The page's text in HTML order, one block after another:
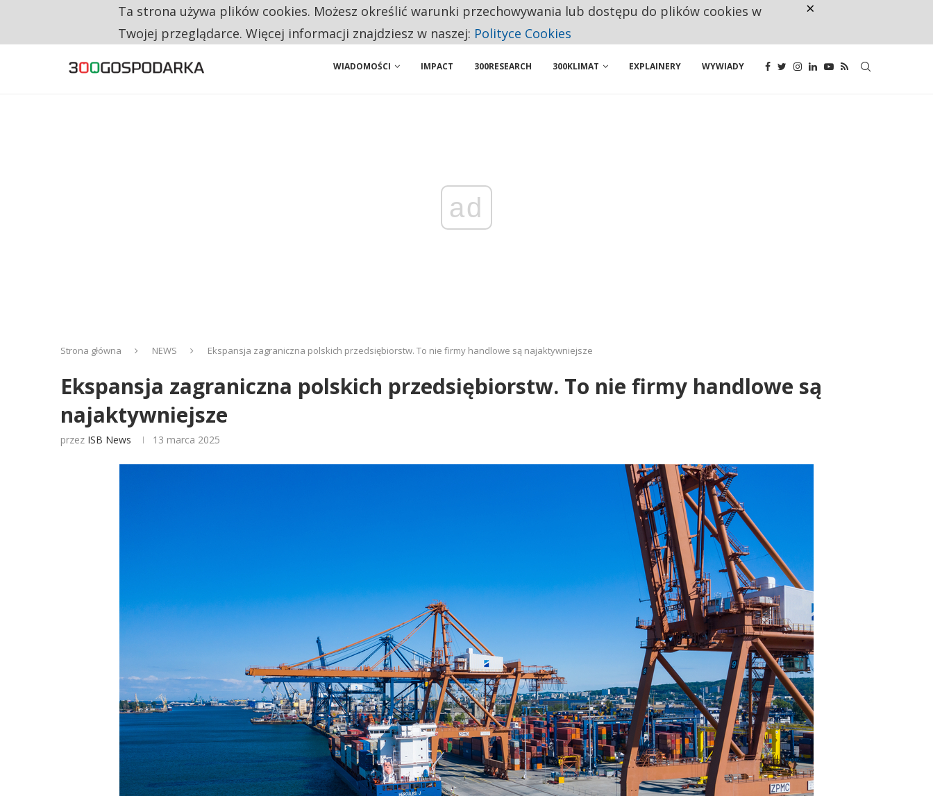
DATA NA FAKTURZE TO JEDNO. PRZEWOŹNICY I TAK CZEKAJĄ NA PIENIĄDZE TYGODNIAMI
WIADOMOŚCI IMPACT 300RESEARCH 300KLIMAT EXPLAINERY WYWIADY
ad
Strona główna NEWS Ekspansja zagraniczna polskich przedsiębiorstw. To nie firmy handlowe są najaktywniejsze
Ekspansja zagraniczna polskich przedsiębiorstw. To nie firmy handlowe są
najaktywniejsze
przez ISB News 13 marca 2025
Ta strona używa plików cookies. Możesz określić warunki przechowywania lub dostępu do plików cookies w
Twojej przeglądarce. Więcej informacji znajdziesz w naszej: Polityce Cookies
×